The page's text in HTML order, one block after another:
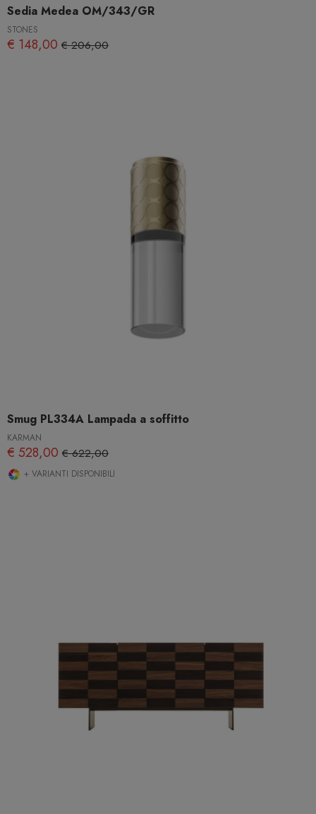
Sedia Medea OM/343/GR
STONES
€ 148,00 € 206,00
Smug PL334A Lampada a soffitto
KARMAN
€ 528,00 € 622,00
+ VARIANTI DISPONIBILI